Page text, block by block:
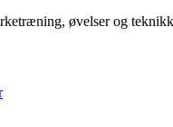
øvelser og